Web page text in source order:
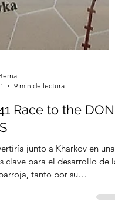
9 min de lectura
Race to the DON